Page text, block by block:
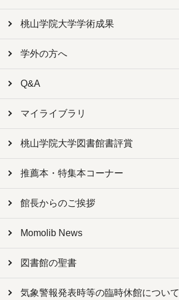
桃山学院大学学術成果
学外の方へ
Q&A
マイライブラリ
桃山学院大学図書館書評賞
推薦本・特集本コーナー
館長からのご挨拶
Momolib News
図書館の聖書
気象警報発表時等の臨時休館について